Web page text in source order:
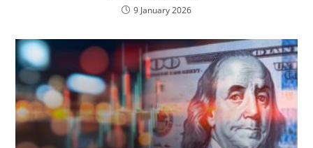
9 January 2026